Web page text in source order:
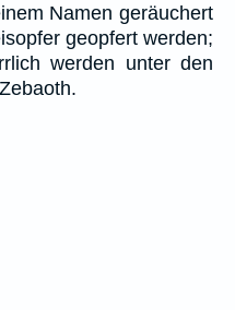
Namen geräuchert
geopfert werden;
werden unter den